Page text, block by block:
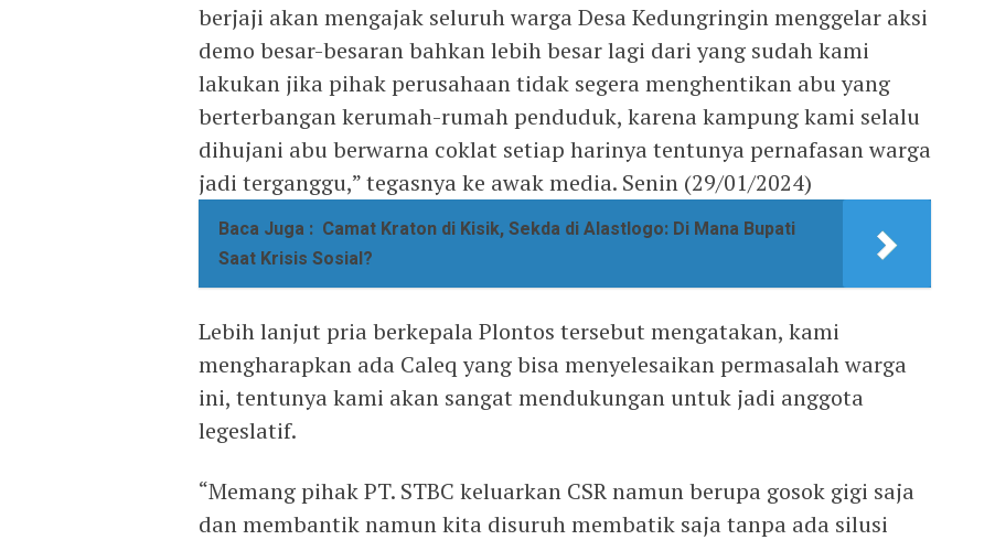
berjaji akan mengajak seluruh warga Desa Kedungringin menggelar aksi
demo besar-besaran bahkan lebih besar lagi dari yang sudah kami
lakukan jika pihak perusahaan tidak segera menghentikan abu yang
berterbangan kerumah-rumah penduduk, karena kampung kami selalu
dihujani abu berwarna coklat setiap harinya tentunya pernafasan warga
jadi terganggu,” tegasnya ke awak media. Senin (29/01/2024)
Baca Juga : Camat Kraton di Kisik, Sekda di Alastlogo: Di Mana Bupati
Saat Krisis Sosial?
Lebih lanjut pria berkepala Plontos tersebut mengatakan, kami
mengharapkan ada Caleq yang bisa menyelesaikan permasalah warga
ini, tentunya kami akan sangat mendukungan untuk jadi anggota
legeslatif.
“Memang pihak PT. STBC keluarkan CSR namun berupa gosok gigi saja
dan membantik namun kita disuruh membatik saja tanpa ada silusi